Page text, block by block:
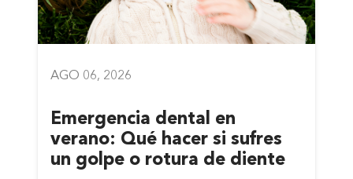
AGO 06, 2026
Emergencia dental en
verano: Qué hacer si sufres
un golpe o rotura de diente